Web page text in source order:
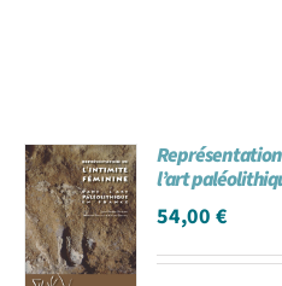
l’art
54,00€